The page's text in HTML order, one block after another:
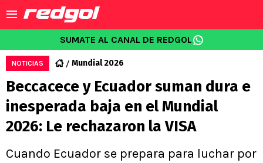
SUMATE AL CANAL DE REDGOL
NOTICIAS Mundial 2026
Beccacece y Ecuador suman dura e
inesperada baja en el Mundial
2026: Le rechazaron la VISA
Cuando Ecuador se prepara para luchar por